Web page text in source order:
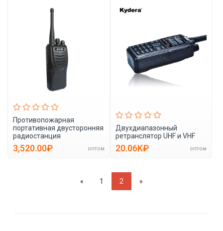
Противопожарная
портативная двусторонняя
радиостанция
3,520.00₽ оптом
Двухдиапазонный
ретранслятор UHF и VHF
20.06K₽ оптом
« 1 2 »